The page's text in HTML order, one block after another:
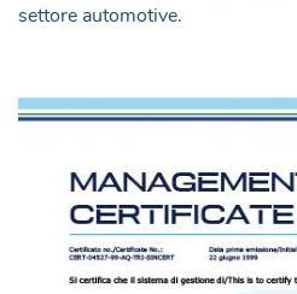
settore automotive.